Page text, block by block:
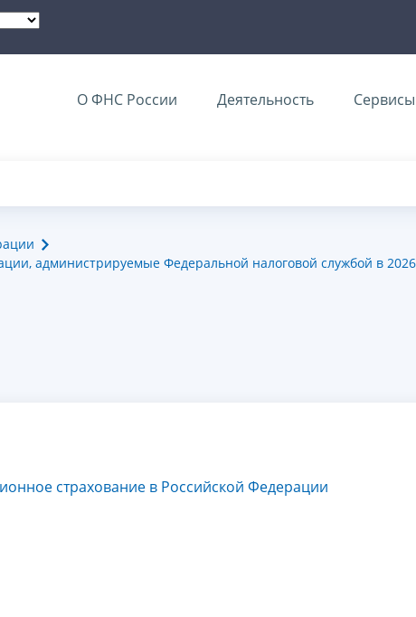
О ФНС России Деятельность Сервисы
администрируемые Федеральной налоговой службой в 2026
страхование в Российской Федерации